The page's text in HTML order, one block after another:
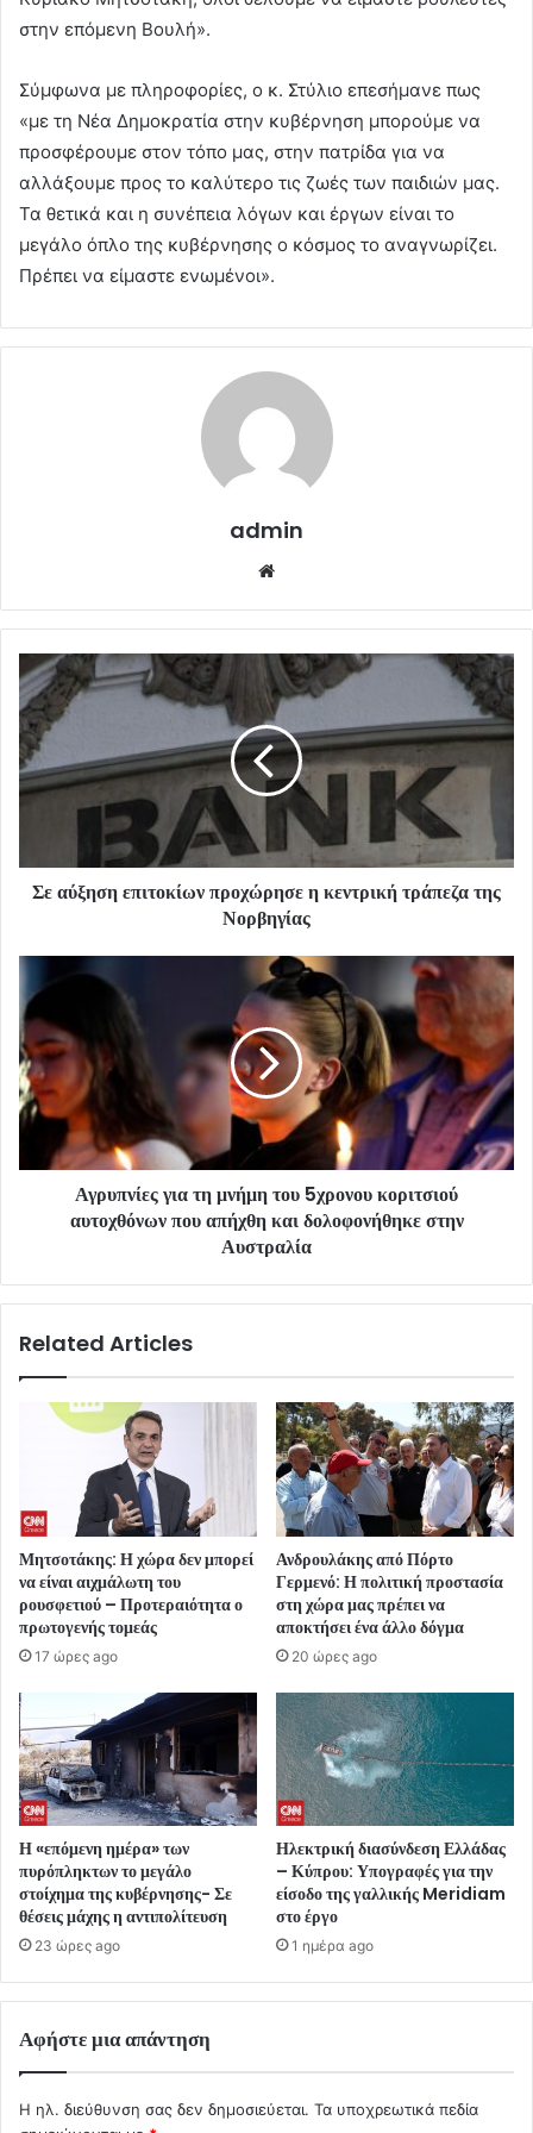
στην επόμενη Βουλή».
Σύμφωνα με πληροφορίες, ο κ. Στύλιο επεσήμανε πως
«με τη Νέα Δημοκρατία στην κυβέρνηση μπορούμε να
προσφέρουμε στον τόπο μας, στην πατρίδα για να
αλλάξουμε προς το καλύτερο τις ζωές των παιδιών μας.
Τα θετικά και η συνέπεια λόγων και έργων είναι το
μεγάλο όπλο της κυβέρνησης ο κόσμος το αναγνωρίζει.
Πρέπει να είμαστε ενωμένοι».
admin
Σε αύξηση επιτοκίων προχώρησε η κεντρική τράπεζα της
Νορβηγίας
Αγρυπνίες για τη μνήμη του 5χρονου κοριτσιού
αυτοχθόνων που απήχθη και δολοφονήθηκε στην
Αυστραλία
Related Articles
Μητσοτάκης: Η χώρα δεν μπορεί
να είναι αιχμάλωτη του
ρουσφετιού – Προτεραιότητα ο
πρωτογενής τομεάς
17 ώρες ago
Ανδρουλάκης από Πόρτο
Γερμενό: Η πολιτική προστασία
στη χώρα μας πρέπει να
αποκτήσει ένα άλλο δόγμα
20 ώρες ago
Η «επόμενη ημέρα» των
πυρόπληκτων το μεγάλο
στοίχημα της κυβέρνησης- Σε
θέσεις μάχης η αντιπολίτευση
23 ώρες ago
Ηλεκτρική διασύνδεση Ελλάδας
– Κύπρου: Υπογραφές για την
είσοδο της γαλλικής Meridiam
στο έργο
1 ημέρα ago
Αφήστε μια απάντηση
Η ηλ. διεύθυνση σας δεν δημοσιεύεται. Τα υποχρεωτικά πεδία